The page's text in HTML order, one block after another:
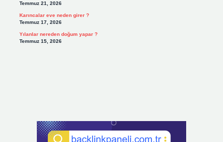
Temmuz 21, 2026
Karıncalar eve neden girer ?
Temmuz 17, 2026
Yılanlar nereden doğum yapar ?
Temmuz 15, 2026